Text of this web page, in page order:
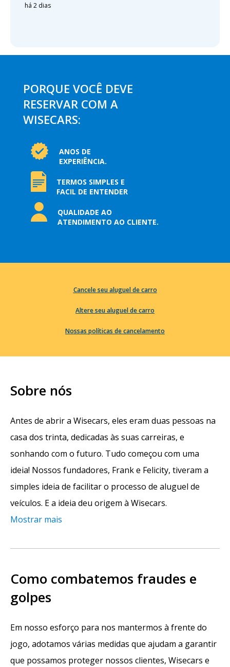
há 2 dias
PORQUE VOCÊ DEVE
RESERVAR COM A
WISECARS:
ANOS DE
EXPERIÊNCIA.
TERMOS SIMPLES E
FACIL DE ENTENDER
QUALIDADE AO
ATENDIMENTO AO CLIENTE.
Cancele seu aluguel de carro
Altere seu aluguel de carro
Nossas políticas de cancelamento
Sobre nós
Antes de abrir a Wisecars, eles eram duas pessoas na
casa dos trinta, dedicadas às suas carreiras, e
sonhando com o futuro. Tudo começou com uma
ideia! Nossos fundadores, Frank e Felicity, tiveram a
simples ideia de facilitar o processo de aluguel de
veículos. E a ideia deu origem à Wisecars.
Mostrar mais
Como combatemos fraudes e
golpes
Em nosso esforço para nos mantermos à frente do
jogo, adotamos várias medidas que ajudam a garantir
que possamos proteger nossos clientes, Wisecars e